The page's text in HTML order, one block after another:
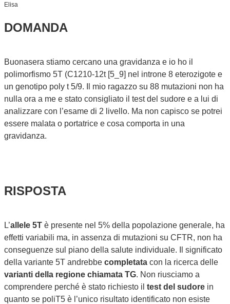
Elisa
DOMANDA
Buonasera stiamo cercano una gravidanza e io ho il
polimorfismo 5T (C1210-12t [5_9] nel introne 8 eterozigote e
un genotipo poly t 5/9. Il mio ragazzo su 88 mutazioni non ha
nulla ora a me e stato consigliato il test del sudore e a lui di
analizzare con l’esame di 2 livello. Ma non capisco se potrei
essere malata o portatrice e cosa comporta in una
gravidanza.
RISPOSTA
L’allele 5T è presente nel 5% della popolazione generale, ha
effetti variabili ma, in assenza di mutazioni su CFTR, non ha
conseguenze sul piano della salute individuale. Il significato
della variante 5T andrebbe completata con la ricerca delle
varianti della regione chiamata TG. Non riusciamo a
comprendere perché è stato richiesto il test del sudore in
quanto se poliT5 è l’unico risultato identificato non esiste